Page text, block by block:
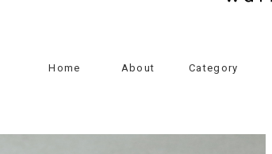
Home About Category